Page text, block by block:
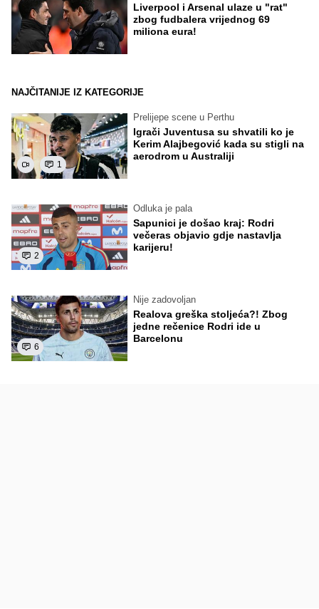
Liverpool i Arsenal ulaze u "rat"
zbog fudbalera vrijednog 69
miliona eura!
NAJČITANIJE IZ KATEGORIJE
1
Prelijepe scene u Perthu
Igrači Juventusa su shvatili ko je
Kerim Alajbegović kada su stigli na
aerodrom u Australiji
2
Odluka je pala
Sapunici je došao kraj: Rodri
večeras objavio gdje nastavlja
karijeru!
6
Nije zadovoljan
Realova greška stoljeća?! Zbog
jedne rečenice Rodri ide u
Barcelonu